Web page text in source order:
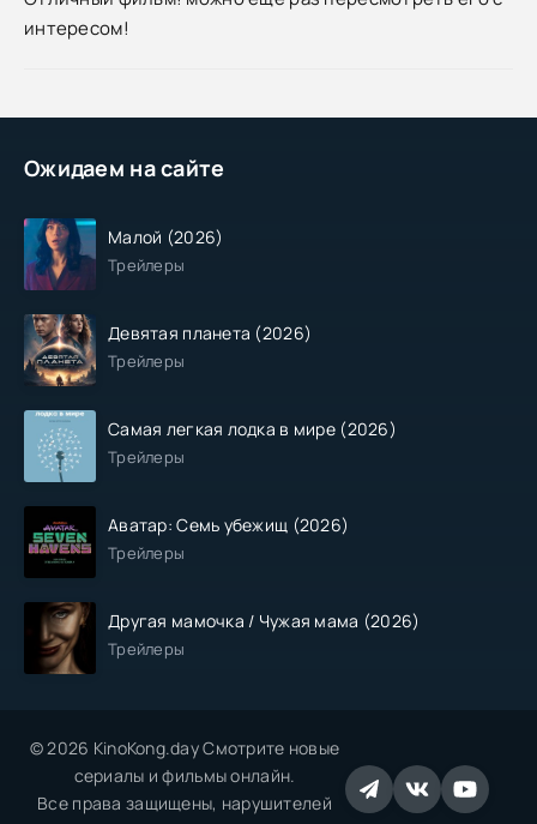
Ожидаем на сайте
Малой (2026)
Трейлеры
Девятая планета (2026)
Трейлеры
Самая легкая лодка в мире (2026)
Трейлеры
Аватар: Семь убежищ (2026)
Трейлеры
Другая мамочка / Чужая мама (2026)
Трейлеры
интересом!
© 2026 KinoKong.day Смотрите новые
сериалы и фильмы онлайн.
Все права защищены, нарушителей